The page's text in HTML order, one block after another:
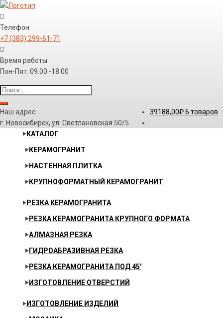
Телефон
+7 (383) 299-61-71
Время работы
Пон-Пят: 09.00 -18.00
39188,00₽6 товаров
Наш адрес:
г. Новосибирск, ул. Светлановская 50/5
КАТАЛОГ
КЕРАМОГРАНИТ
НАСТЕННАЯ ПЛИТКА
КРУПНОФОРМАТНЫЙ КЕРАМОГРАНИТ
РЕЗКА КЕРАМОГРАНИТА
РЕЗКА КЕРАМОГРАНИТА КРУПНОГО ФОРМАТА
АЛМАЗНАЯ РЕЗКА
ГИДРОАБРАЗИВНАЯ РЕЗКА
РЕЗКА КЕРАМОГРАНИТА ПОД 45′
ИЗГОТОВЛЕНИЕ ОТВЕРСТИЙ
ИЗГОТОВЛЕНИЕ ИЗДЕЛИЙ